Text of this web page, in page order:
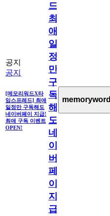
공지
공지
[메모리워드X타
임스프레드] 최애
일정만 구독해도
네이버페이 지급!
최애 구독 이벤트
OPEN!
드]
최
애
일
정
만
구
독
해
도
네
이
버
페
이
지
급!
memoryword